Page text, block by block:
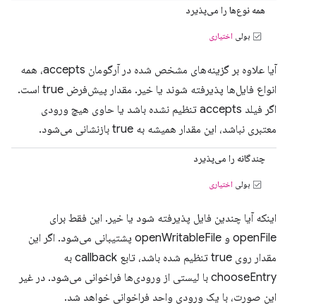
همه نوع‌ها را می‌پذیرد
بولی اختیاری
آیا علاوه بر گزینه‌های مشخص شده در آرگومان accepts، همه
انواع فایل‌ها پذیرفته شوند یا خیر. مقدار پیش‌فرض true است.
اگر فیلد accepts تنظیم نشده باشد یا حاوی هیچ ورودی
معتبری نباشد، این مقدار همیشه به true بازنشانی می‌شود.
چندگانه را می‌پذیرد
بولی اختیاری
اینکه آیا چندین فایل پذیرفته شود یا خیر. این فقط برای
openFile و openWritableFile پشتیبانی می‌شود. اگر این
مقدار روی true تنظیم شده باشد، تابع callback به
chooseEntry با لیستی از ورودی‌ها فراخوانی می‌شود. در غیر
این صورت، با یک ورودی واحد فراخوانی خواهد شد.